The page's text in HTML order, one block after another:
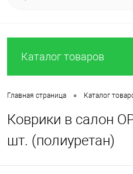
Каталог товаров
Главная страница • Каталог
Коврики в салон
шт. (полиуретан)